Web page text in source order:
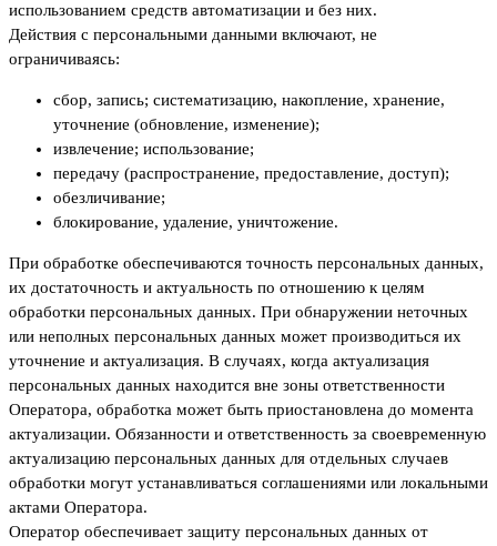
использованием средств автоматизации и без них.
Действия с персональными данными включают, не
ограничиваясь:
сбор, запись; систематизацию, накопление, хранение,
уточнение (обновление, изменение);
извлечение; использование;
передачу (распространение, предоставление, доступ);
обезличивание;
блокирование, удаление, уничтожение.
При обработке обеспечиваются точность персональных данных,
их достаточность и актуальность по отношению к целям
обработки персональных данных. При обнаружении неточных
или неполных персональных данных может производиться их
уточнение и актуализация. В случаях, когда актуализация
персональных данных находится вне зоны ответственности
Оператора, обработка может быть приостановлена до момента
актуализации. Обязанности и ответственность за своевременную
актуализацию персональных данных для отдельных случаев
обработки могут устанавливаться соглашениями или локальными
актами Оператора.
Оператор обеспечивает защиту персональных данных от